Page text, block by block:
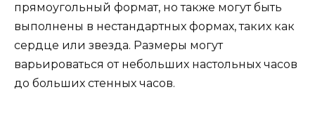
прямоугольный формат, но также могут быть
выполнены в нестандартных формах, таких как
сердце или звезда. Размеры могут
варьироваться от небольших настольных часов
до больших стенных часов.